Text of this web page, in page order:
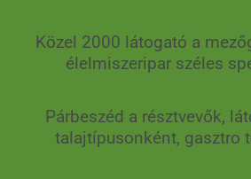
Közel 2000 látogató a
élelmiszeripar széles
Párbeszéd a résztvevők,
talajtípusonként, gasztro